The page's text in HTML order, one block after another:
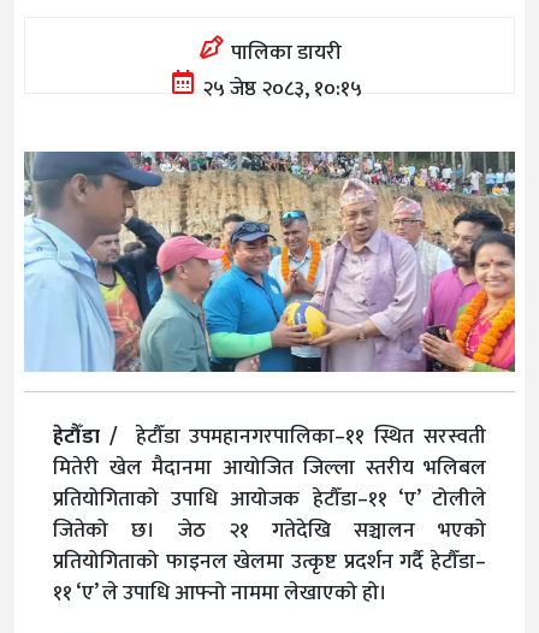
पालिका डायरी
२५ जेष्ठ २०८३, १०:१५
हेटौँडा / हेटौँडा उपमहानगरपालिका–११ स्थित सरस्वती
मितेरी खेल मैदानमा आयोजित जिल्ला स्तरीय भलिबल
प्रतियोगिताको उपाधि आयोजक हेटौँडा–११ ‘ए’ टोलीले
जितेको छ। जेठ २१ गतेदेखि सञ्चालन भएको
प्रतियोगिताको फाइनल खेलमा उत्कृष्ट प्रदर्शन गर्दै हेटौँडा–
११ ‘ए’ ले उपाधि आफ्नो नाममा लेखाएको हो।